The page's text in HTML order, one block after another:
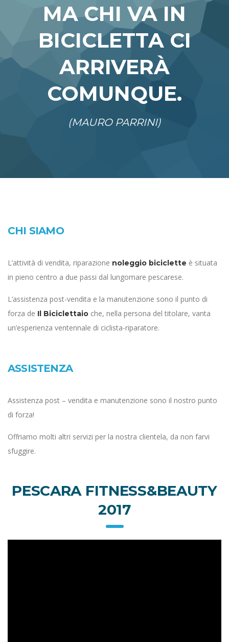
MA CHI VA IN
BICICLETTA CI
ARRIVERÀ
COMUNQUE.
(MAURO PARRINI)
CHI SIAMO
L’attività di vendita, riparazione noleggio biciclette è situata
in pieno centro a due passi dal lungomare pescarese.
L’assistenza post-vendita e la manutenzione sono il punto di
forza de Il Biciclettaio che, nella persona del titolare, vanta
un’esperienza ventennale di ciclista-riparatore.
ASSISTENZA
Assistenza post – vendita e manutenzione sono il nostro punto
di forza!
Offriamo molti altri servizi per la nostra clientela, da non farvi
sfuggire.
PESCARA FITNESS&BEAUTY
2017